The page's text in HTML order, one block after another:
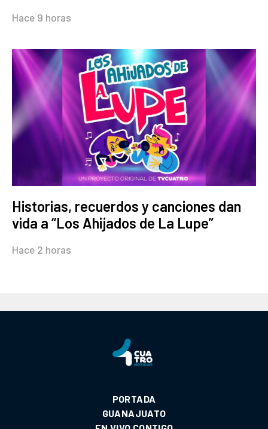
Hace 9 horas
Historias, recuerdos y canciones dan
vida a “Los Ahijados de La Lupe”
Hace 2 horas
PORTADA
GUANAJUATO